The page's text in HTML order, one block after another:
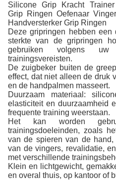
Silicone Grip Kracht
Grip Ringen Oefenaar
Handversterker Grip Ringen
Deze gripringen hebben
sterkte van de gripringen
gebruiken volgens
trainingsvereisten.
De zuigbeker buiten de
effect, dat niet alleen de druk
en de handpalmen masseert.
Duurzaam materiaal:
elasticiteit en duurzaamheid
frequente training weerstaan.
Het kan worden
trainingsdoeleinden, zoals
van de spieren van de
van de vingers, revalidatie,
met verschillende
Klein en lichtgewicht,
en overal thuis, op kantoor of